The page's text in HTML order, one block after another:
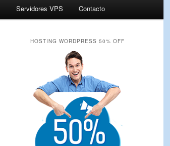
Servidores VPS Contacto
HOSTING WORDPRESS 50% OFF